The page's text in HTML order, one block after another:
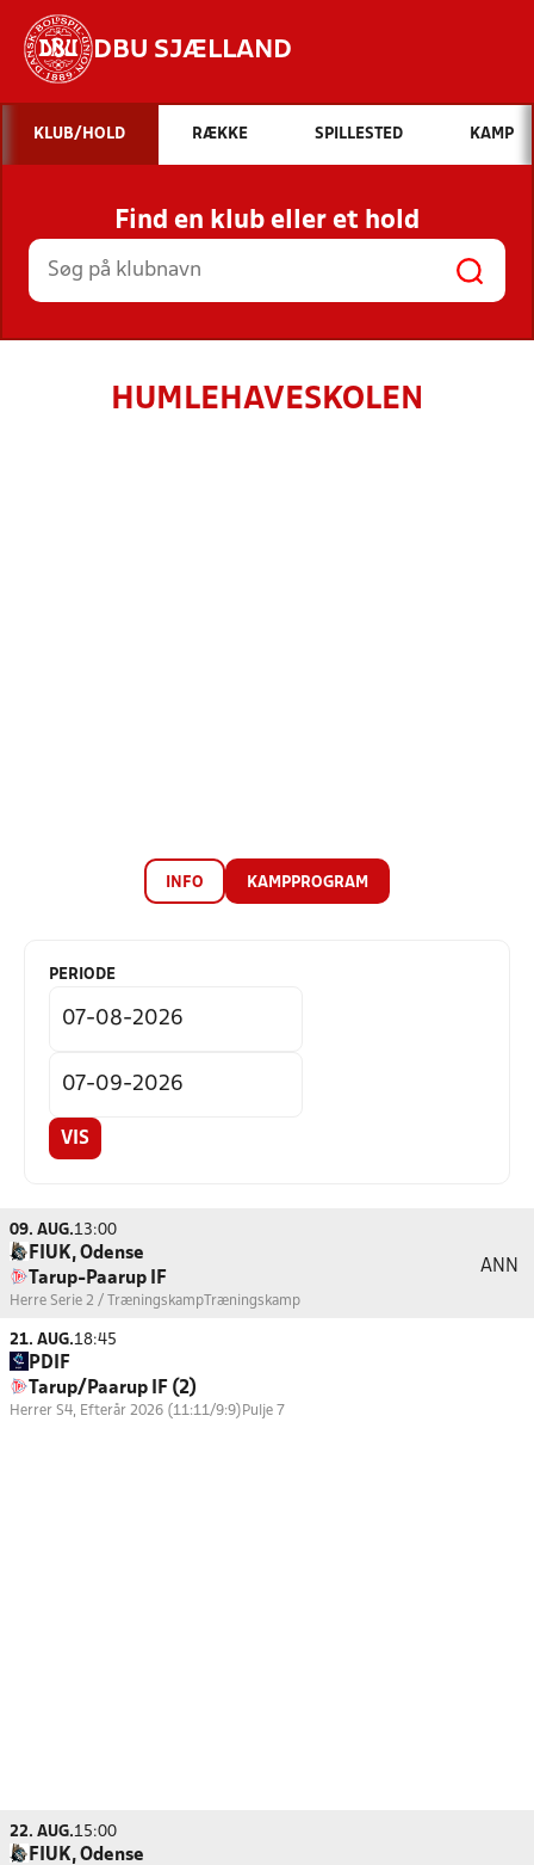
DBU SJÆLLAND
Hvad vil du søge efter?
INDHOLD OG NYHEDER
STILLINGER, RESULTATER, KLUBBER OG
HOLD
KLUB/HOLD RÆKKE SPILLESTED KAMP
Find en klub eller et hold
HUMLEHAVESKOLEN
INFO KAMPPROGRAM
PERIODE
VIS
09. AUG.13:00
FIUK, Odense
Tarup-Paarup IF
ANN
Herre Serie 2 / Træningskamp Træningskamp
21. AUG.18:45
PDIF
Tarup/Paarup IF (2)
Herrer S4, Efterår 2026 (11:11/9:9) Pulje 7
22. AUG.15:00
FIUK, Odense